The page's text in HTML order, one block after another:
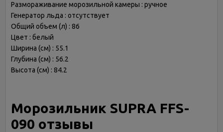
Размораживание морозильной камеры : ручное
Генератор льда : отсутствует
Общий объем (л) : 86
Цвет : белый
Ширина (см) : 55.1
Глубина (см) : 56.2
Высота (см) : 84.2
Морозильник SUPRA FFS-
090 отзывы